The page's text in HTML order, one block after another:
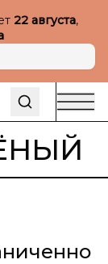
22 августа,